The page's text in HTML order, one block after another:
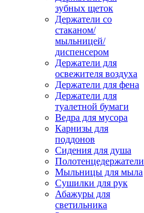
зубных щеток
Держатели со
стаканом/
мыльницей/
диспенсером
Держатели для
освежителя воздуха
Держатели для фена
Держатели для
туалетной бумаги
Ведра для мусора
Карнизы для
поддонов
Сидения для душа
Полотенцедержатели
Мыльницы для мыла
Сушилки для рук
Абажуры для
светильника